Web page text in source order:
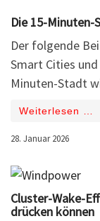
Die 15-
Der folgende
Smart Cities
Minuten-Stadt
Weiterlesen …
28. Januar 2026
Cluster-Wake-
drücken können